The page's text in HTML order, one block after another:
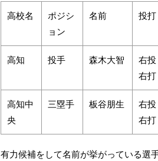
高校名
ポジシ
ョン
名前 投打
高知 投手 森木大智
右投
右打
高知中
央
三塁手 板谷朋生
右投
右打
有力候補をして名前が挙がっている選手